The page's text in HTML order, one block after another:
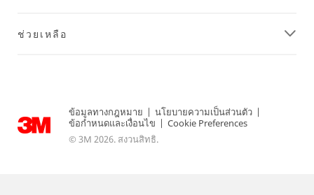
ช่วยเหลือ
ข้อมูลทางกฎหมาย | นโยบายความเป็นส่วนตัว |
ข้อกำหนดและเงื่อนไข | Cookie Preferences
© 3M 2026. สงวนสิทธิ.